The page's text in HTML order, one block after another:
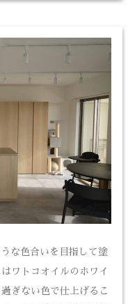
な色合いを目指して塗
ワトコオイルのホワイ
ぎない色で仕上げるこ